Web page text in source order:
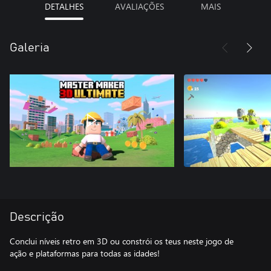
DETALHES AVALIAÇÕES MAIS
Galeria
Descrição
Conclui níveis retro em 3D ou constrói os teus neste jogo de
ação e plataformas para todas as idades!